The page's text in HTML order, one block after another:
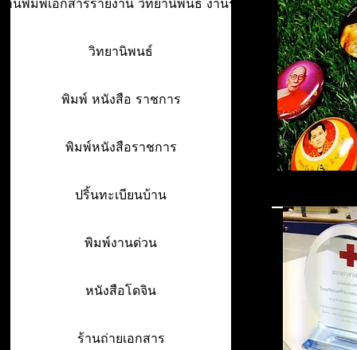
านพิมพ์เอกสารรายงาน วิทยานิพนธ์ งานรา
วิทยานิพนธ์
พิมพ์ หนังสือ ราชการ
พิมพ์หนังสือราชการ
ปริ้นทะเบียนบ้าน
พิมพ์งานด่วน
หนังสือโดจิน
ร้านถ่ายเอกสาร